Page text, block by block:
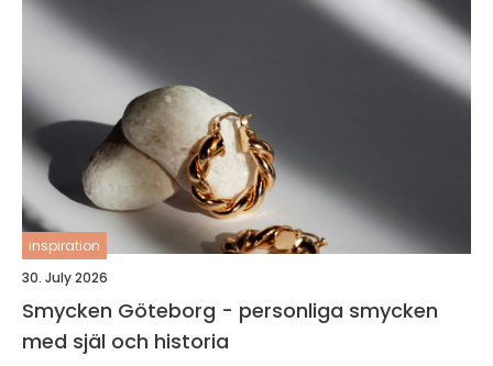
inspiration
30. July 2026
Smycken Göteborg - personliga smycken
med själ och historia